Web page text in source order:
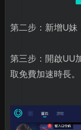
第二步：新增U妹
第三步：開啟UU
取免費加速時長。